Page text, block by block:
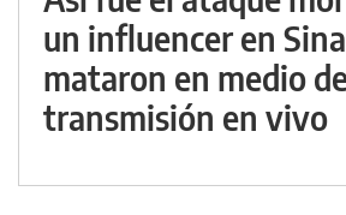
un influencer en
mataron en medio
transmisión en vivo